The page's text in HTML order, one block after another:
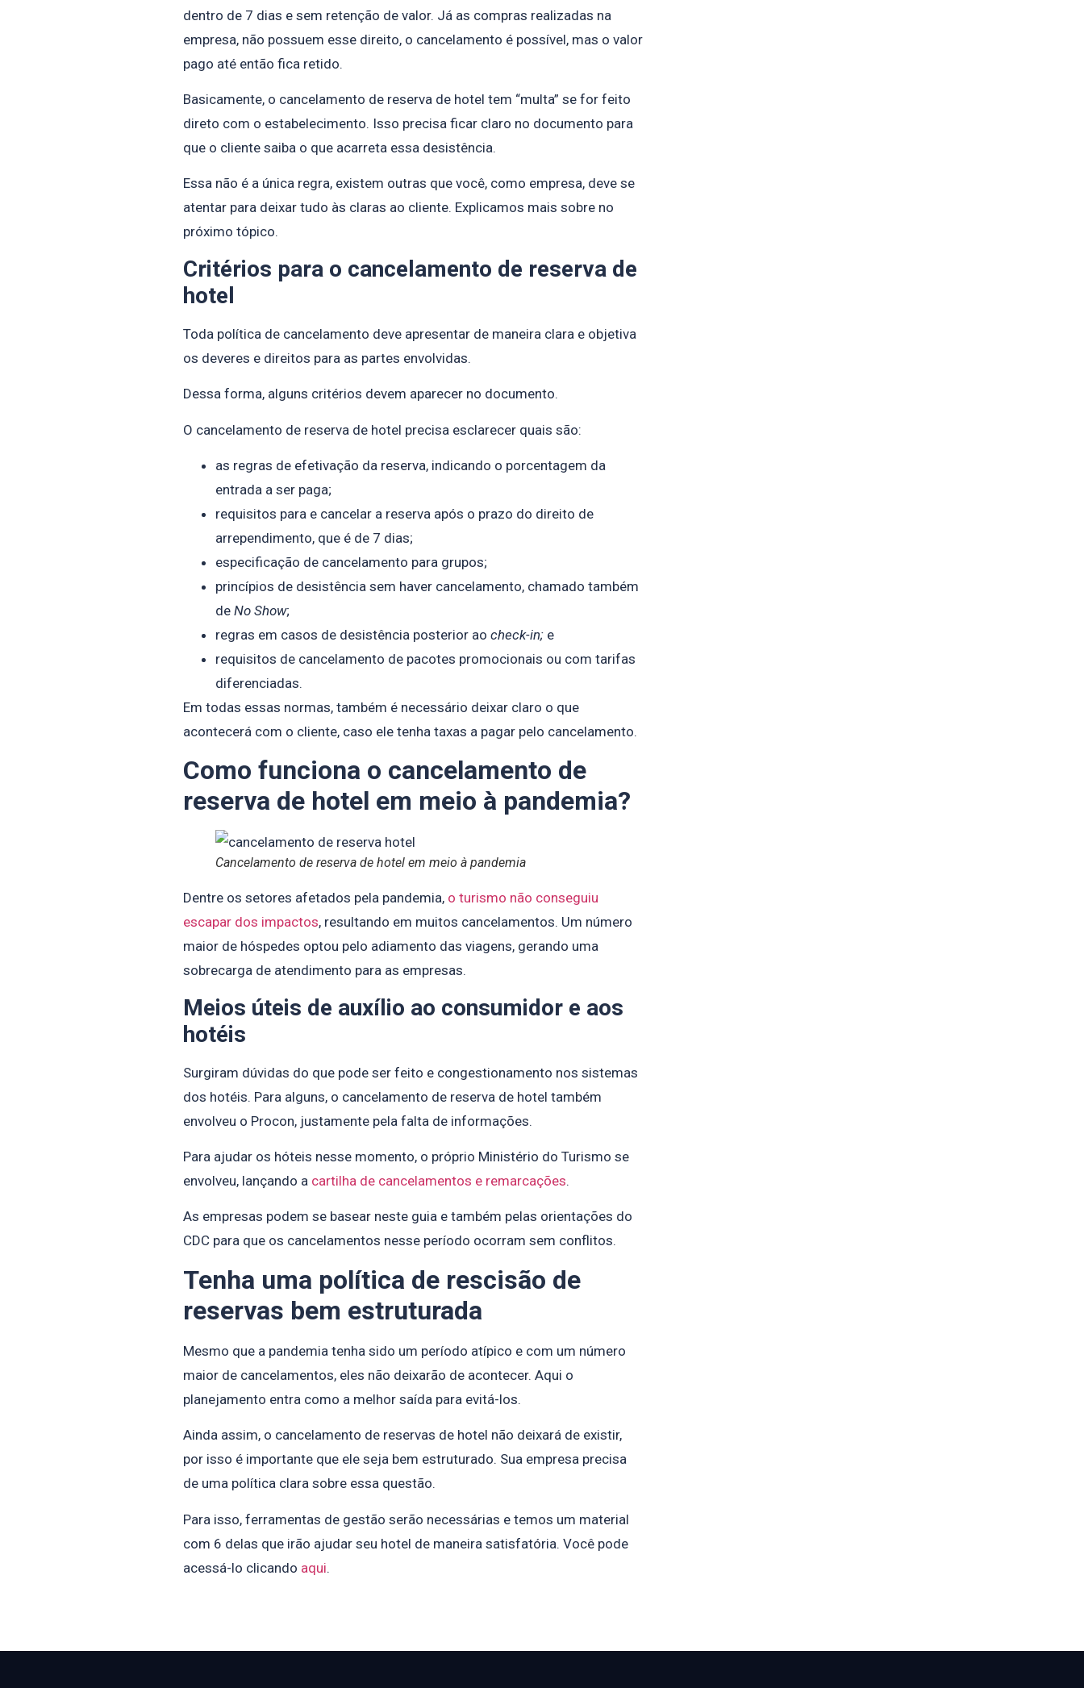
dentro de 7 dias e sem retenção de valor. Já as compras realizadas na
empresa, não possuem esse direito, o cancelamento é possível, mas o valor
pago até então fica retido.
Basicamente, o cancelamento de reserva de hotel tem “multa” se for feito
direto com o estabelecimento. Isso precisa ficar claro no documento para
que o cliente saiba o que acarreta essa desistência.
Essa não é a única regra, existem outras que você, como empresa, deve se
atentar para deixar tudo às claras ao cliente. Explicamos mais sobre no
próximo tópico.
Critérios para o cancelamento de reserva de
hotel
Toda política de cancelamento deve apresentar de maneira clara e objetiva
os deveres e direitos para as partes envolvidas.
Dessa forma, alguns critérios devem aparecer no documento.
O cancelamento de reserva de hotel precisa esclarecer quais são:
as regras de efetivação da reserva, indicando o porcentagem da
entrada a ser paga;
requisitos para e cancelar a reserva após o prazo do direito de
arrependimento, que é de 7 dias;
especificação de cancelamento para grupos;
princípios de desistência sem haver cancelamento, chamado também
de No Show;
regras em casos de desistência posterior ao check-in; e
requisitos de cancelamento de pacotes promocionais ou com tarifas
diferenciadas.
Em todas essas normas, também é necessário deixar claro o que
acontecerá com o cliente, caso ele tenha taxas a pagar pelo cancelamento.
Como funciona o cancelamento de
reserva de hotel em meio à pandemia?
Cancelamento de reserva de hotel em meio à pandemia
Dentre os setores afetados pela pandemia, o turismo não conseguiu
escapar dos impactos, resultando em muitos cancelamentos. Um número
maior de hóspedes optou pelo adiamento das viagens, gerando uma
sobrecarga de atendimento para as empresas.
Meios úteis de auxílio ao consumidor e aos
hotéis
Surgiram dúvidas do que pode ser feito e congestionamento nos sistemas
dos hotéis. Para alguns, o cancelamento de reserva de hotel também
envolveu o Procon, justamente pela falta de informações.
Para ajudar os hóteis nesse momento, o próprio Ministério do Turismo se
envolveu, lançando a cartilha de cancelamentos e remarcações.
As empresas podem se basear neste guia e também pelas orientações do
CDC para que os cancelamentos nesse período ocorram sem conflitos.
Tenha uma política de rescisão de
reservas bem estruturada
Mesmo que a pandemia tenha sido um período atípico e com um número
maior de cancelamentos, eles não deixarão de acontecer. Aqui o
planejamento entra como a melhor saída para evitá-los.
Ainda assim, o cancelamento de reservas de hotel não deixará de existir,
por isso é importante que ele seja bem estruturado. Sua empresa precisa
de uma política clara sobre essa questão.
Para isso, ferramentas de gestão serão necessárias e temos um material
com 6 delas que irão ajudar seu hotel de maneira satisfatória. Você pode
acessá-lo clicando aqui.